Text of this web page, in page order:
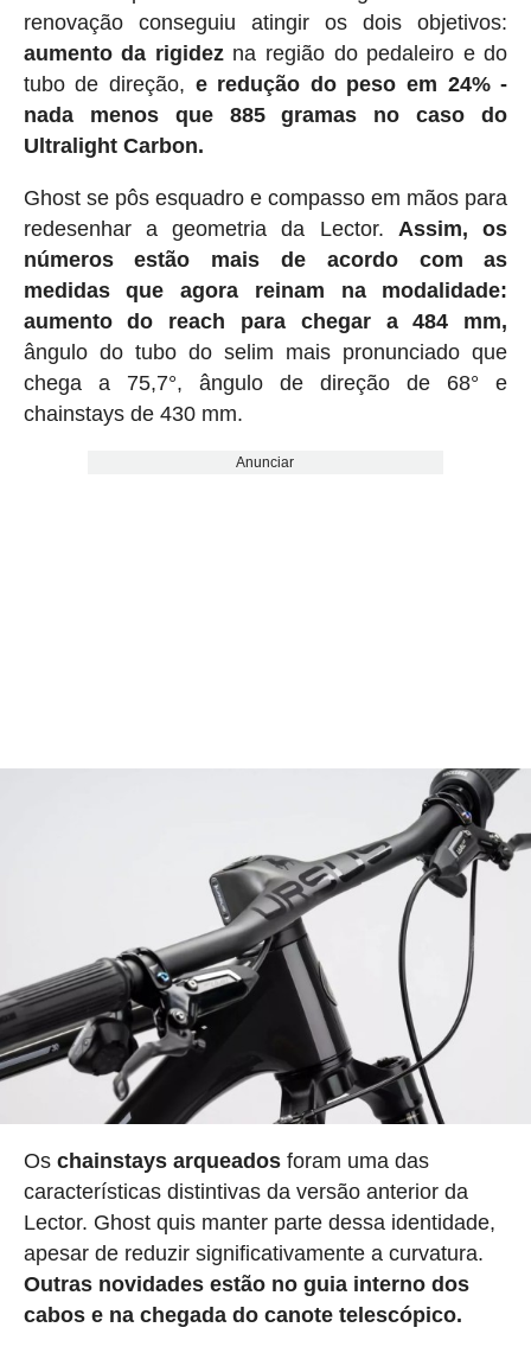
renovação conseguiu atingir os dois objetivos:
aumento da rigidezna região do pedaleiro e do
tubo de direção, e redução do peso em 24% -
nada menos que 885 gramas no caso do
Ultralight Carbon.
Ghost se pôs esquadro e compasso em mãos para
redesenhar a geometria da Lector. Assim, os
números estão mais de acordo com as
medidas que agora reinam na modalidade:
aumento do reach para chegar a 484 mm,
ângulo do tubo do selim mais pronunciado que
chega a 75,7°, ângulo de direção de 68° e
chainstays de 430 mm.
Anunciar
Os chainstays arqueadosforam uma das
características distintivas da versão anterior da
Lector. Ghost quis manter parte dessa identidade,
apesar de reduzir significativamente a curvatura.
Outras novidades estão no guia interno dos
cabos e na chegada do canote telescópico.